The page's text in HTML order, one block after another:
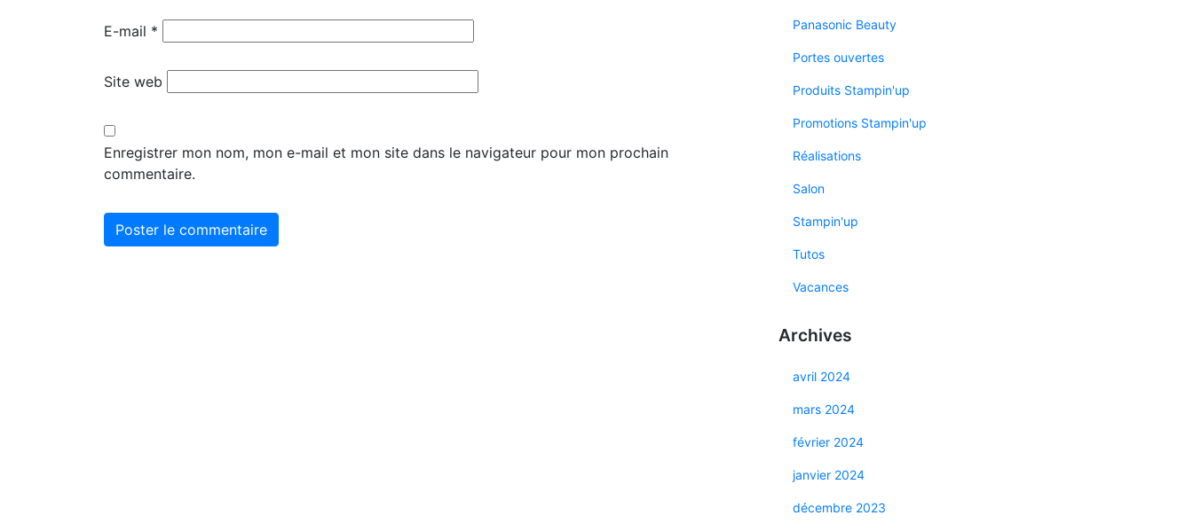
E-mail *
Site web
Enregistrer mon nom, mon e-mail et mon site dans le navigateur pour mon prochain
commentaire.
Panasonic Beauty
Portes ouvertes
Produits Stampin'up
Promotions Stampin'up
Réalisations
Salon
Stampin'up
Tutos
Vacances
Archives
avril 2024
mars 2024
février 2024
janvier 2024
décembre 2023